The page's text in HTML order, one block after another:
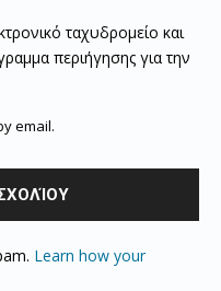
ταχυδρομείο και
περιήγησης για την
email.
Learn how your